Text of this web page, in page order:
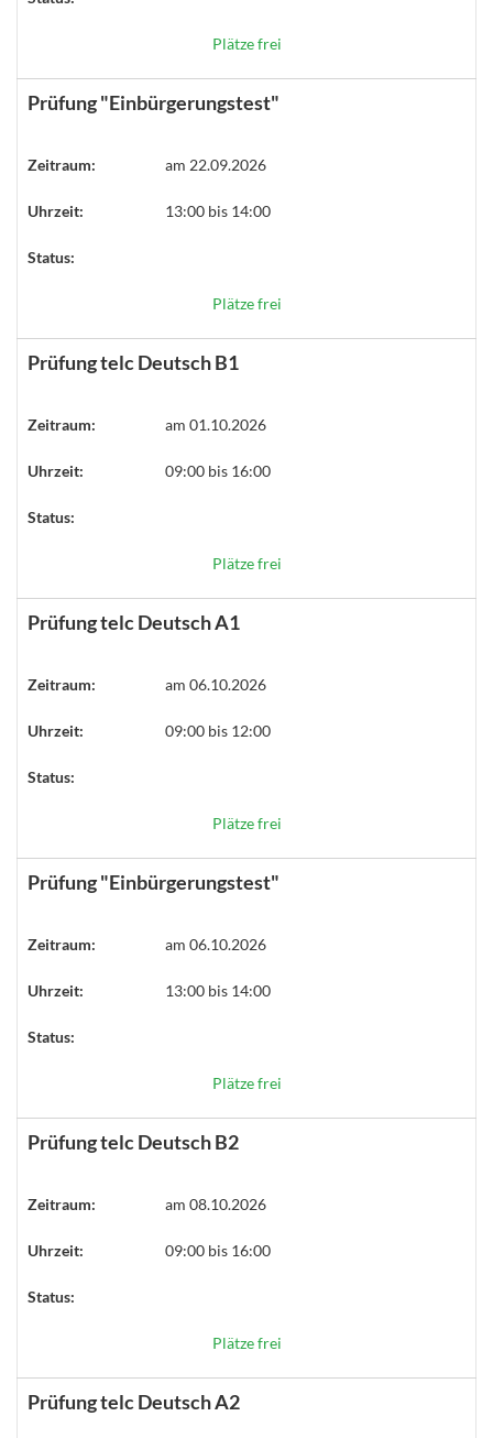
Plätze frei
Prüfung "Einbürgerungstest"
Zeitraum: am 22.09.2026
Uhrzeit: 13:00 bis 14:00
Status:
Plätze frei
Prüfung telc Deutsch B1
Zeitraum: am 01.10.2026
Uhrzeit: 09:00 bis 16:00
Status:
Plätze frei
Prüfung telc Deutsch A1
Zeitraum: am 06.10.2026
Uhrzeit: 09:00 bis 12:00
Status:
Plätze frei
Prüfung "Einbürgerungstest"
Zeitraum: am 06.10.2026
Uhrzeit: 13:00 bis 14:00
Status:
Plätze frei
Prüfung telc Deutsch B2
Zeitraum: am 08.10.2026
Uhrzeit: 09:00 bis 16:00
Status:
Plätze frei
Prüfung telc Deutsch A2